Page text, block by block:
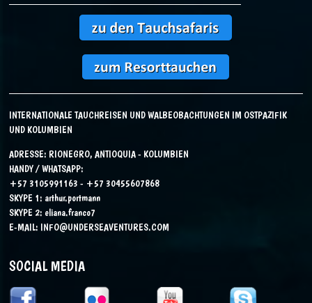
INTERNATIONALE TAUCHREISEN UND WALBEOBACHTUNGEN IM OSTPAZIFIK
UND KOLUMBIEN
ADRESSE: RIONEGRO, ANTIOQUIA - KOLUMBIEN
HANDY / WHATSAPP:
+57 3105991163 - +57 30455607868
SKYPE 1: arthur.portmann
SKYPE 2: eliana.franco7
E-MAIL: INFO@UNDERSEAVENTURES.COM
SOCIAL MEDIA